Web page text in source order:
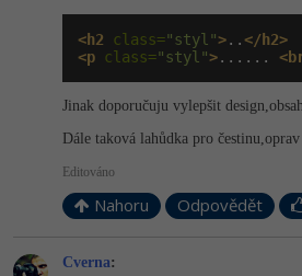
<h2 class="styl">..</h2>
<p class="styl">......
Jinak doporučuju vylepšit
Dále taková lahůdka pro
Editováno
Nahoru Odpovědět
Cverna: